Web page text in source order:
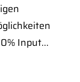
Input...